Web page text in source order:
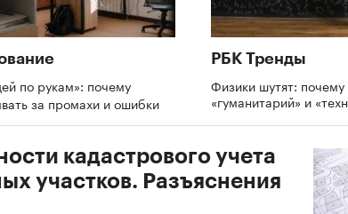
по рукам»: почему
за промахи и ошибки
РБК Тренды
Физики шутят: почему
«гуманитарий» и
кадастрового учета
участков. Разъяснения